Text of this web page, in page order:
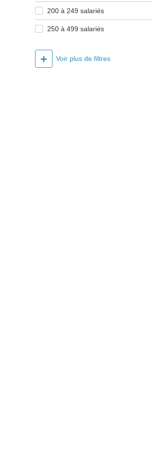
200 à 249 salariés
250 à 499 salariés
+ Voir plus de filtres